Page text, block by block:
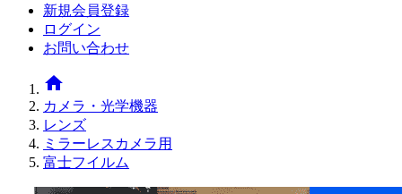
新規会員登録
ログイン
お問い合わせ
home
カメラ・光学機器
レンズ
ミラーレスカメラ用
富士フイルム